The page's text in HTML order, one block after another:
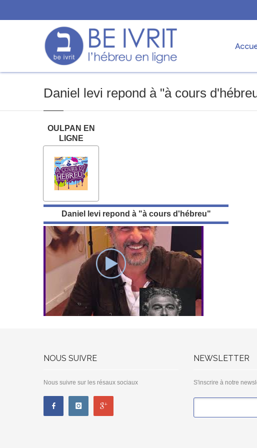
Daniel levi repond à "à cours
OULPAN EN
LIGNE
Daniel levi repond à "à cours d'hébreu"
NOUS SUIVRE
Nous suivre sur les résaux sociaux
NEWSLETTER
S'inscrire à notre